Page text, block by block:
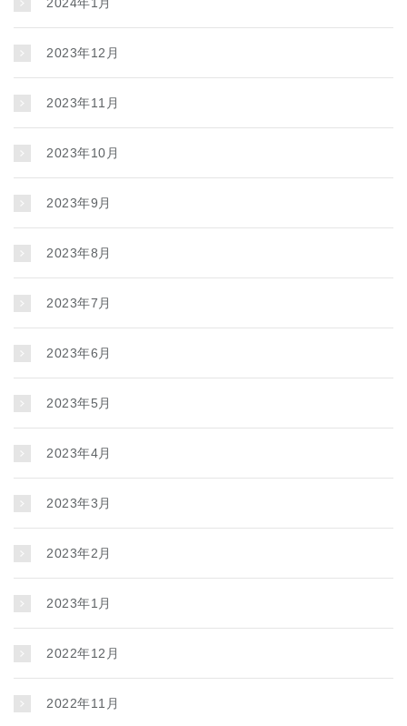
2024年1月
2023年12月
2023年11月
2023年10月
2023年9月
2023年8月
2023年7月
2023年6月
2023年5月
2023年4月
2023年3月
2023年2月
2023年1月
2022年12月
2022年11月